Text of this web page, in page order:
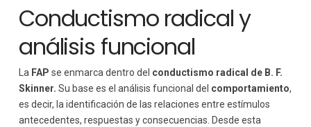
Conductismo radical y
análisis funcional
La FAP se enmarca dentro del conductismo radical de B. F.
Skinner. Su base es el análisis funcional del comportamiento,
es decir, la identificación de las relaciones entre estímulos
antecedentes, respuestas y consecuencias. Desde esta